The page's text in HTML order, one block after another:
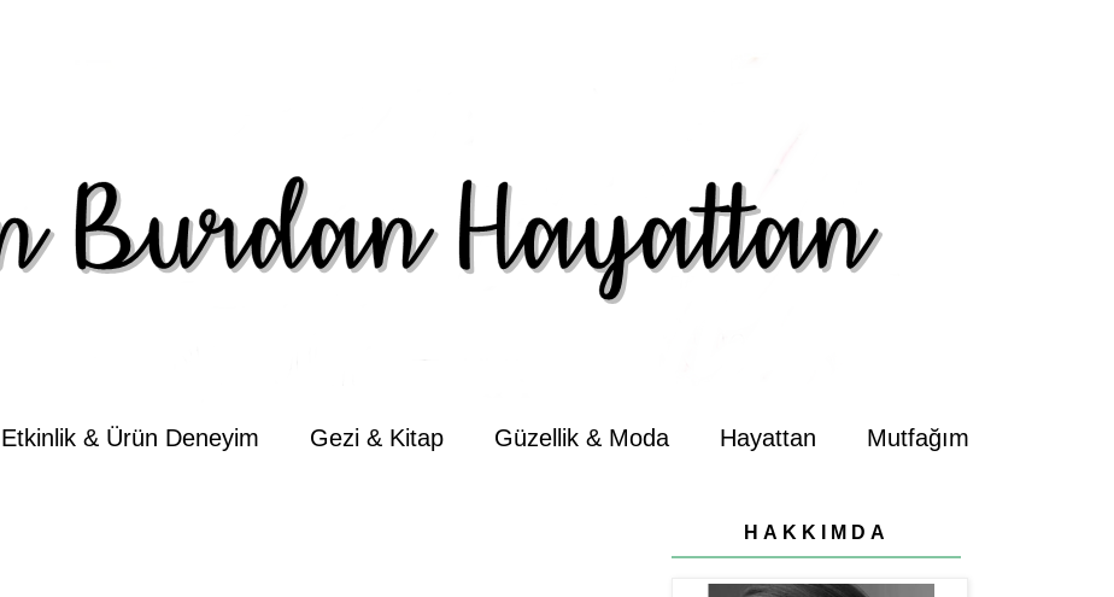
Etkinlik & Ürün Deneyim Gezi & Kitap Güzellik & Moda Hayattan Mutfağım
HAKKIMDA